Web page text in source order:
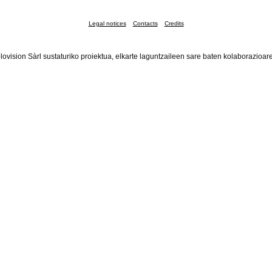
Legal notices Contacts Credits
Sàrl sustaturiko proiektua, elkarte laguntzaileen sare baten